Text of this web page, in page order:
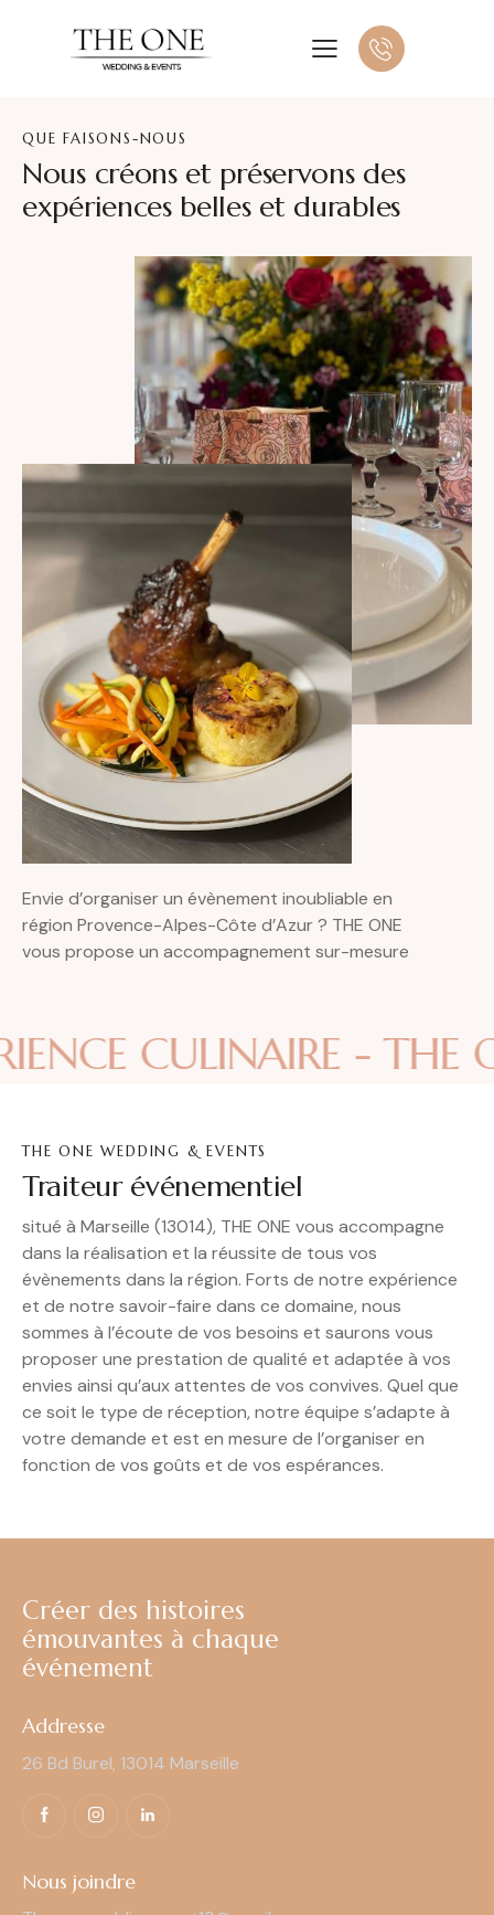
QUE FAISONS-NOUS
Nous créons et préservons des
expériences belles et durables
Envie d’organiser un évènement inoubliable en
région Provence-Alpes-Côte d’Azur ? THE ONE
vous propose un accompagnement sur-mesure
CULINAIRE - THE
THE ONE WEDDING & EVENTS
Traiteur événementiel
situé à Marseille (13014), THE ONE vous accompagne
dans la réalisation et la réussite de tous vos
évènements dans la région. Forts de notre expérience
et de notre savoir-faire dans ce domaine, nous
sommes à l’écoute de vos besoins et saurons vous
proposer une prestation de qualité et adaptée à vos
envies ainsi qu’aux attentes de vos convives. Quel que
ce soit le type de réception, notre équipe s’adapte à
votre demande et est en mesure de l’organiser en
fonction de vos goûts et de vos espérances.
Créer des histoires
émouvantes à chaque
événement
Addresse
26 Bd Burel, 13014 Marseille
Nous joindre